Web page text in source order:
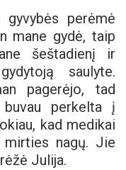
perėmė
mane gydė, taip
šeštadienį ir
saulyte.
pagerėjo, tad
perkelta į
kad medikai
nagų. Jie
Julija.